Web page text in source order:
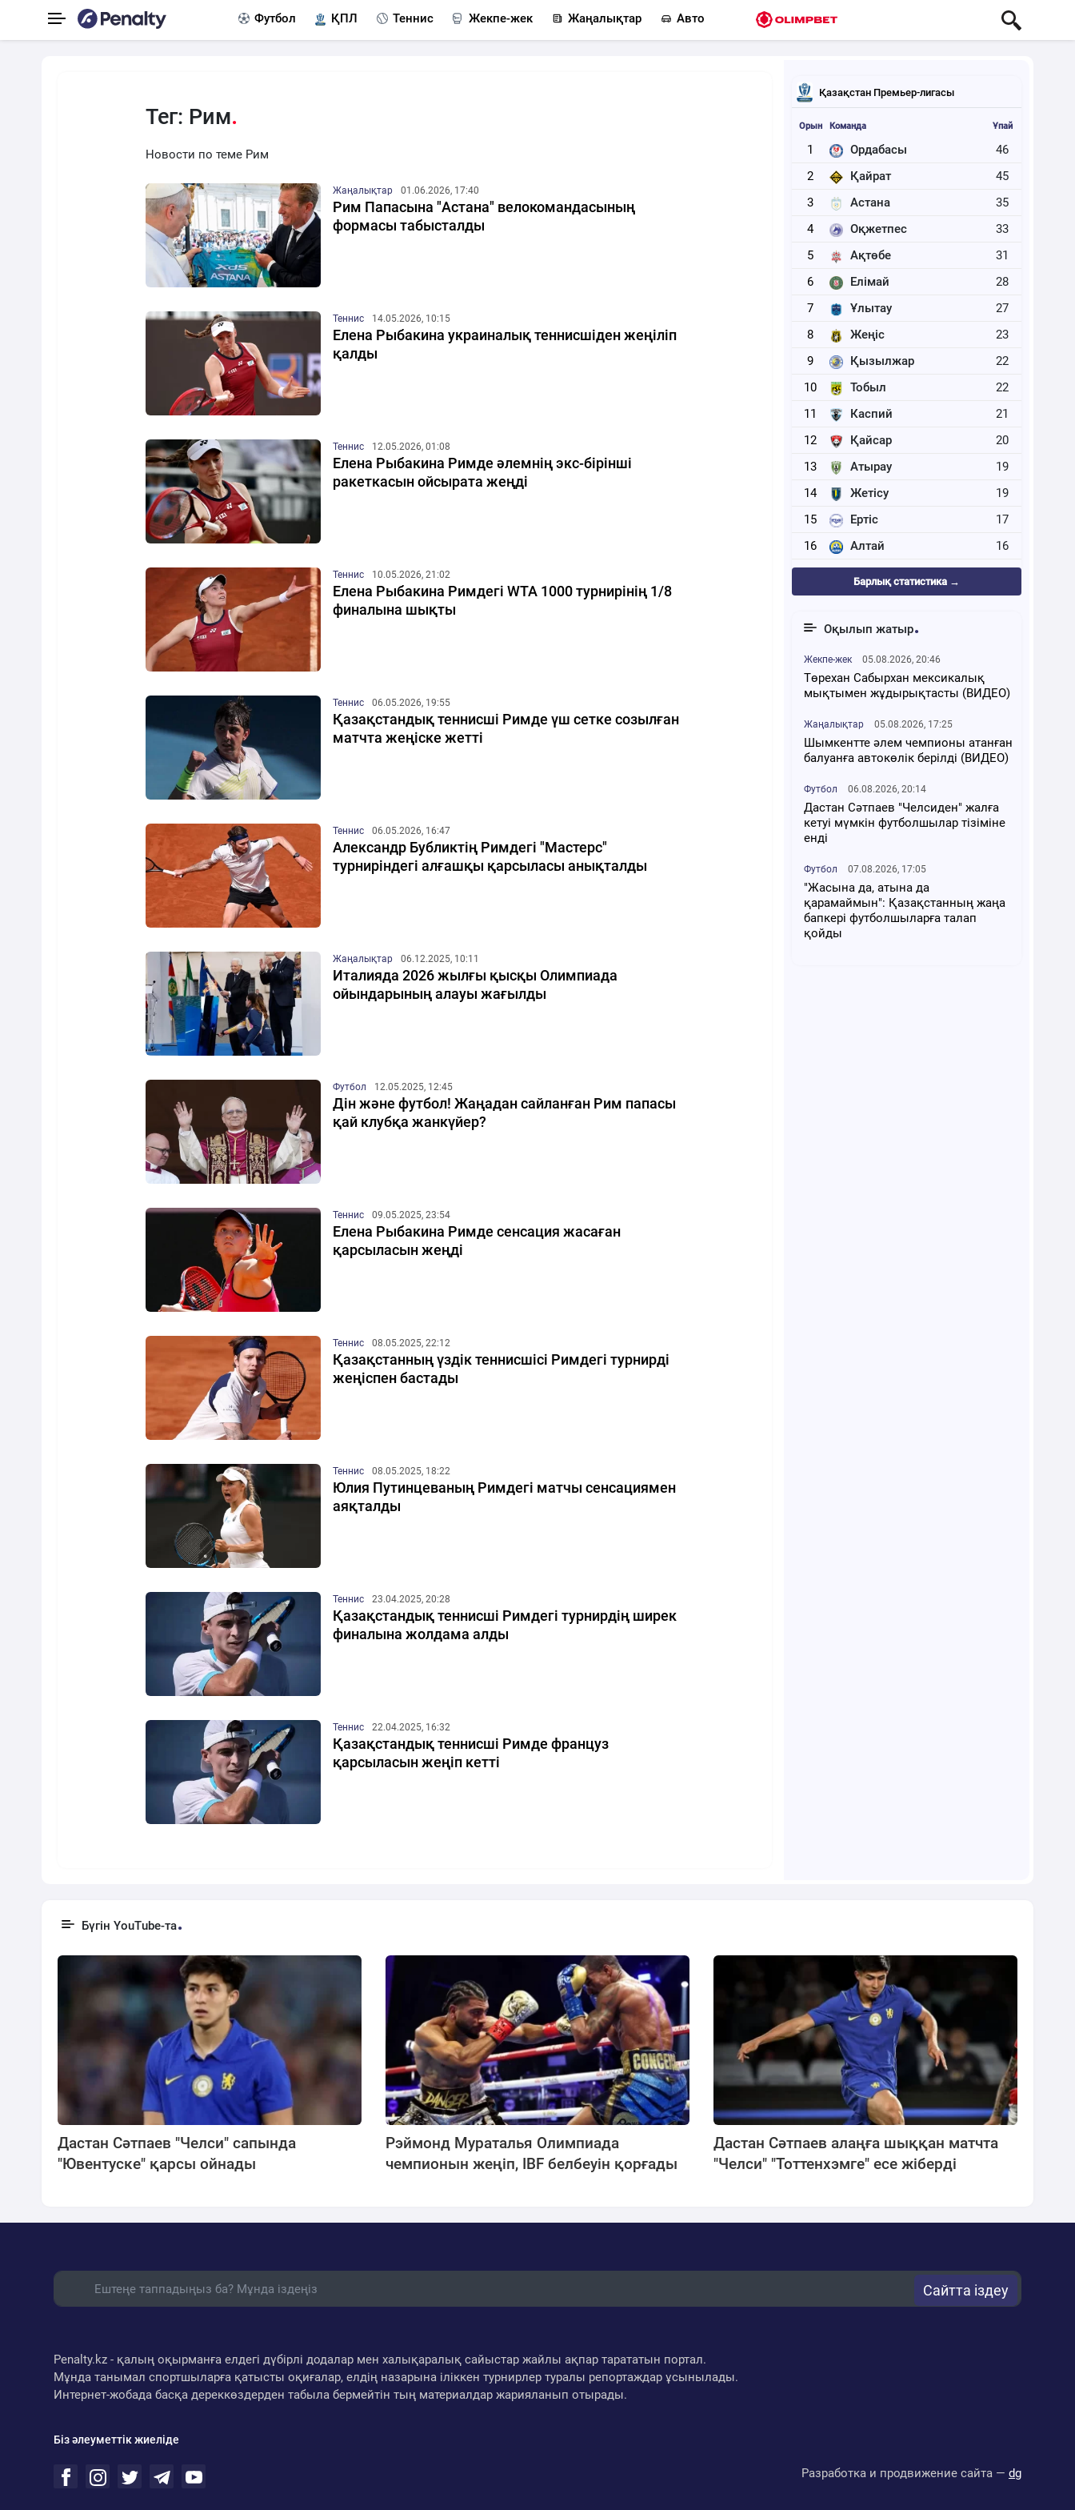
Футбол ҚПЛ Теннис Жекпе-жек Жаңалықтар Авто
Тег: Рим
Новости по теме Рим
Жаңалықтар 01.06.2026, 17:40
Рим Папасына "Астана" велокомандасының
формасы табысталды
Теннис 14.05.2026, 10:15
Елена Рыбакина украиналық теннисшіден жеңіліп
қалды
Теннис 12.05.2026, 01:08
Елена Рыбакина Римде әлемнің экс-бірінші
ракеткасын ойсырата жеңді
Теннис 10.05.2026, 21:02
Елена Рыбакина Римдегі WTA 1000 турнирінің 1/8
финалына шықты
Теннис 06.05.2026, 19:55
Қазақстандық теннисші Римде үш сетке созылған
матчта жеңіске жетті
Теннис 06.05.2026, 16:47
Александр Бубликтің Римдегі "Мастерс"
турниріндегі алғашқы қарсыласы анықталды
Жаңалықтар 06.12.2025, 10:11
Италияда 2026 жылғы қысқы Олимпиада
ойындарының алауы жағылды
Футбол 12.05.2025, 12:45
Дін және футбол! Жаңадан сайланған Рим папасы
қай клубқа жанкүйер?
Теннис 09.05.2025, 23:54
Елена Рыбакина Римде сенсация жасаған
қарсыласын жеңді
Теннис 08.05.2025, 22:12
Қазақстанның үздік теннисшісі Римдегі турнирді
жеңіспен бастады
Теннис 08.05.2025, 18:22
Юлия Путинцеваның Римдегі матчы сенсациямен
аяқталды
Теннис 23.04.2025, 20:28
Қазақстандық теннисші Римдегі турнирдің ширек
финалына жолдама алды
Теннис 22.04.2025, 16:32
Қазақстандық теннисші Римде француз
қарсыласын жеңіп кетті
Қазақстан Премьер-лигасы
Орын Команда Ұпай
1 Ордабасы
46
2
Қайрат
45
3
Астана
35
4
Оқжетпес
33
5
Ақтөбе
31
6
Елімай
28
7
Ұлытау
27
8
Жеңіс
23
9
Қызылжар
22
10
Тобыл
22
11
Каспий
21
12
Қайсар
20
13
Атырау
19
14
Жетісу
19
15
Ертіс
17
16
Алтай 16
Барлық статистика →
Оқылып жатыр
Жекпе-жек 05.08.2026, 20:46
Төрехан Сабырхан мексикалық
мықтымен жұдырықтасты (ВИДЕО)
Жаңалықтар 05.08.2026, 17:25
Шымкентте әлем чемпионы атанған
балуанға автокөлік берілді (ВИДЕО)
Футбол 06.08.2026, 20:14
Дастан Сәтпаев "Челсиден" жалға
кетуі мүмкін футболшылар тізіміне
енді
Футбол 07.08.2026, 17:05
"Жасына да, атына да
қарамаймын": Қазақстанның жаңа
бапкері футболшыларға талап
қойды
Бүгін YouTube-та
Дастан Сәтпаев "Челси" сапында
"Ювентуске" қарсы ойнады
Рэймонд Мураталья Олимпиада
чемпионын жеңіп, IBF белбеуін қорғады
Дастан Сәтпаев алаңға шыққан матчта
"Челси" "Тоттенхэмге" есе жіберді
Сайтта іздеу
Penalty.kz - қалың оқырманға елдегі дүбірлі додалар мен халықаралық сайыстар жайлы ақпар тарататын портал.
Мұнда танымал спортшыларға қатысты оқиғалар, елдің назарына іліккен турнирлер туралы репортаждар ұсынылады.
Интернет-жобада басқа дереккөздерден табыла бермейтін тың материалдар жарияланып отырады.
Біз әлеуметтік жиеліде
Разработка и продвижение сайта — dg